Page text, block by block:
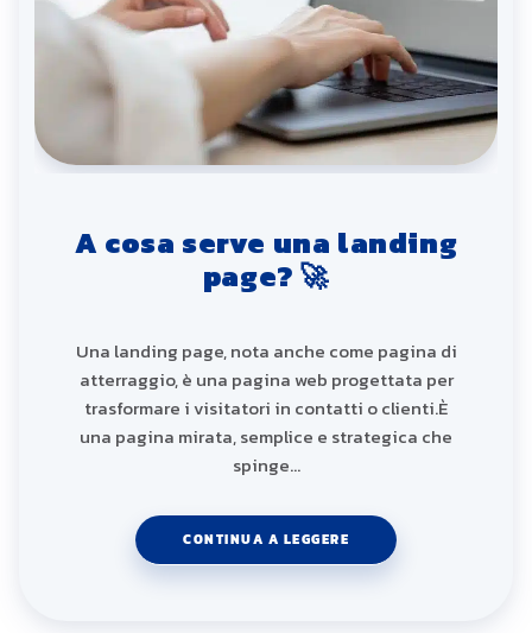
A cosa serve una landing
page? 🚀
Una landing page, nota anche come pagina di
atterraggio, è una pagina web progettata per
trasformare i visitatori in contatti o clienti.È
una pagina mirata, semplice e strategica che
spinge…
CONTINUA A LEGGERE